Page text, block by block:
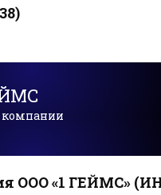
компании
ООО «1 ГЕЙМС»